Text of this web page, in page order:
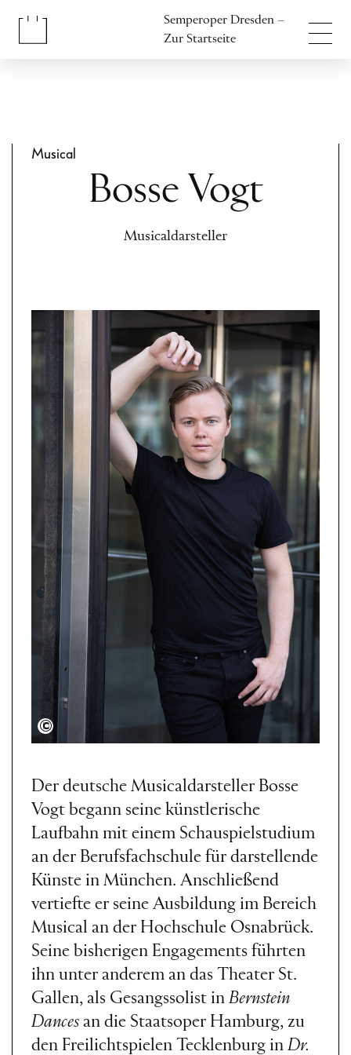
Semperoper Dresden –
Zur Startseite
Musical
Bosse Vogt
Musicaldarsteller
Der deutsche Musicaldarsteller Bosse
Vogt begann seine künstlerische
Laufbahn mit einem Schauspielstudium
an der Berufsfachschule für darstellende
Künste in München. Anschließend
vertiefte er seine Ausbildung im Bereich
Musical an der Hochschule Osnabrück.
Seine bisherigen Engagements führten
ihn unter anderem an das Theater St.
Gallen, als Gesangssolist in Bernstein
Dances an die Staatsoper Hamburg, zu
den Freilichtspielen Tecklenburg in Dr.